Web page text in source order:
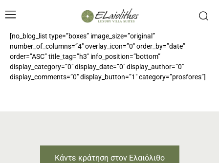
[no_blog_list type=”boxes” image_size=”original”
number_of_columns=”4″ overlay_icon=”0″ order_by=”date”
order=”ASC” title_tag=”h3″ info_position=”bottom”
display_category=”0″ display_date=”0″ display_author=”0″
display_comments=”0″ display_button=”1″ category=”prosfores”]
Κάντε κράτηση στον Ελαιόλιθο